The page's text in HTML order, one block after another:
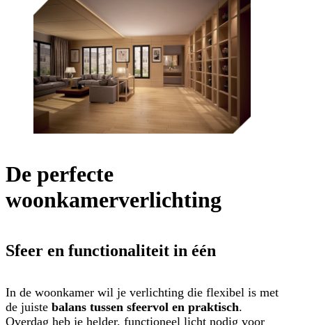
De perfecte
woonkamerverlichting
Sfeer en functionaliteit in één
In de woonkamer wil je verlichting die flexibel is met
de juiste balans tussen sfeervol en praktisch.
Overdag heb je helder, functioneel licht nodig voor